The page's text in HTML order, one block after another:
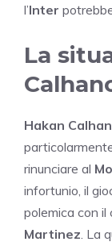
l’Inter
La
Hakan
rinunciare al
infortunio, il
polemica con il
Martinez . La